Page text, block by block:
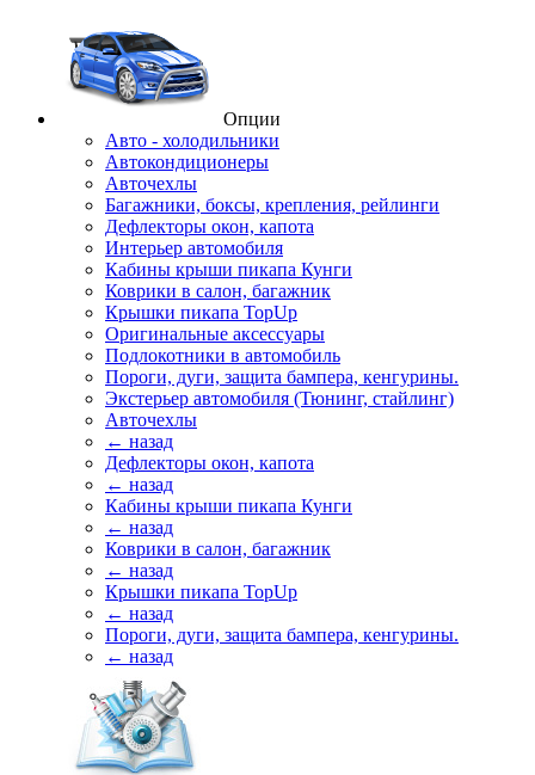
Опции
Авто - холодильники
Автокондиционеры
Авточехлы
Багажники, боксы, крепления, рейлинги
Дефлекторы окон, капота
Интерьер автомобиля
Кабины крыши пикапа Кунги
Коврики в салон, багажник
Крышки пикапа TopUp
Оригинальные аксессуары
Подлокотники в автомобиль
Пороги, дуги, защита бампера, кенгурины.
Экстерьер автомобиля (Тюнинг, стайлинг)
Авточехлы
← назад
Дефлекторы окон, капота
← назад
Кабины крыши пикапа Кунги
← назад
Коврики в салон, багажник
← назад
Крышки пикапа TopUp
← назад
Пороги, дуги, защита бампера, кенгурины.
← назад